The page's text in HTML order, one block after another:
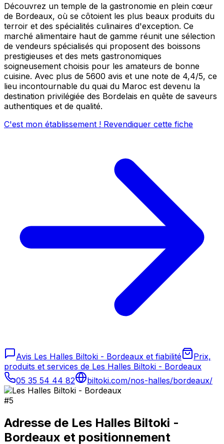
Découvrez un temple de la gastronomie en plein cœur
de Bordeaux, où se côtoient les plus beaux produits du
terroir et des spécialités culinaires d'exception. Ce
marché alimentaire haut de gamme réunit une sélection
de vendeurs spécialisés qui proposent des boissons
prestigieuses et des mets gastronomiques
soigneusement choisis pour les amateurs de bonne
cuisine. Avec plus de 5600 avis et une note de 4,4/5, ce
lieu incontournable du quai du Maroc est devenu la
destination privilégiée des Bordelais en quête de saveurs
authentiques et de qualité.
C'est mon établissement ! Revendiquer cette fiche
Avis Les Halles Biltoki - Bordeaux et fiabilité
Prix,
produits et services de Les Halles Biltoki - Bordeaux
05 35 54 44 82
biltoki.com/nos-halles/bordeaux/
#5
Adresse de Les Halles Biltoki -
Bordeaux et positionnement